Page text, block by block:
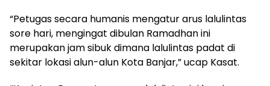
“Petugas secara humanis mengatur arus lalulintas
sore hari, mengingat dibulan Ramadhan ini
merupakan jam sibuk dimana lalulintas padat di
sekitar lokasi alun-alun Kota Banjar,” ucap Kasat.